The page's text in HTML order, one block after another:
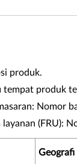
produk.
tempat produk
Nomor
(FRU):
Geografi